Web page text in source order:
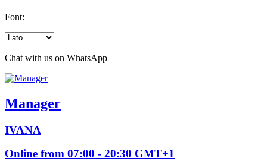
Font:
Chat with us on WhatsApp
Manager
IVANA
Online from 07:00 - 20:30 GMT+1